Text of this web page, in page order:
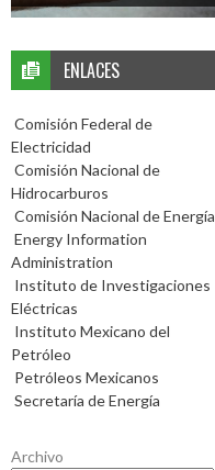
ENLACES
Comisión Federal de
Electricidad
Comisión Nacional de
Hidrocarburos
Comisión Nacional de Energía
Energy Information
Administration
Instituto de Investigaciones
Eléctricas
Instituto Mexicano del
Petróleo
Petróleos Mexicanos
Secretaría de Energía
Archivo